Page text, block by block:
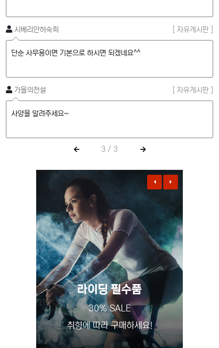
시베리안허숙희 [ 자유게시판 ]
단순 사무용이면 기본으로 하시면 되겠네요^^
가을의전설 [ 자유게시판 ]
사양을 알려주세요~
3 / 3
라이딩 필수품
30% SALE
취향에 따라 구매하세요!